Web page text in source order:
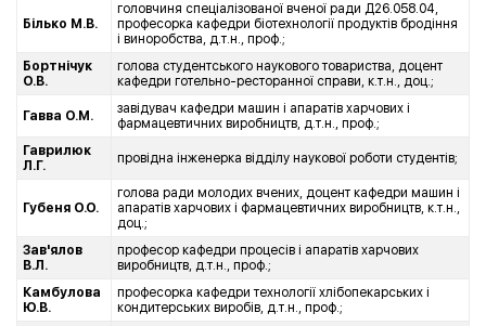
Білько М.В.
головчиня спеціалізованої вченої ради Д26.058.04,
професорка кафедри біотехнології продуктів бродіння
і виноробства, д.т.н., проф.;
Бортнічук
О.В.
голова студентського наукового товариства, доцент
кафедри готельно-ресторанної справи, к.т.н., доц.;
Гавва О.М.
завідувач кафедри машин і апаратів харчових і
фармацевтичних виробництв, д.т.н., проф.;
Гаврилюк
Л.Г.
провідна інженерка відділу наукової роботи студентів;
Губеня О.О.
голова ради молодих вчених, доцент кафедри машин і
апаратів харчових і фармацевтичних виробництв, к.т.н.,
доц.;
Зав'ялов
В.Л.
професор кафедри процесів і апаратів харчових
виробництв, д.т.н., проф.;
Камбулова
Ю.В.
професорка кафедри технології хлібопекарських і
кондитерських виробів, д.т.н., проф.;